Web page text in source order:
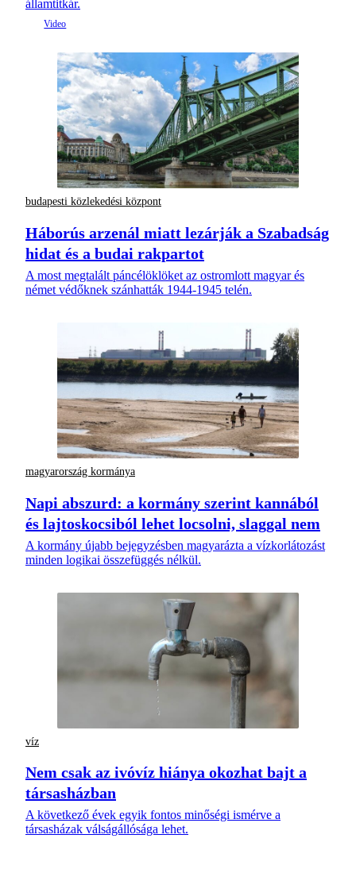
államtitkár.
budapesti közlekedési központ
Háborús arzenál miatt lezárják a Szabadság
hidat és a budai rakpartot
A most megtalált páncélöklöket az ostromlott magyar és
német védőknek szánhatták 1944-1945 telén.
magyarország kormánya
Napi abszurd: a kormány szerint kannából
és lajtoskocsiból lehet locsolni, slaggal nem
A kormány újabb bejegyzésben magyarázta a vízkorlátozást
minden logikai összefüggés nélkül.
víz
Nem csak az ivóvíz hiánya okozhat bajt a
társasházban
A következő évek egyik fontos minőségi ismérve a
társasházak válságállósága lehet.